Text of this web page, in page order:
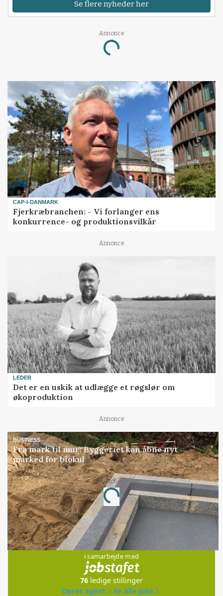
Se flere nyheder her
Annonce
Loading...
CAP-I-DANMARK
Fjerkræbranchen: - Vi forlanger ens
konkurrence- og produktionsvilkår
Annonce
LEDER
Det er en uskik at udlægge et røgslør om
økoproduktion
Annonce
BUSINESS
Fra mark til mur: Byggeriet kan åbne nyt
marked for biokul
Annonce
Loading...
Jobs
i samarbejde med
76 ledige stillinger
Opret agent
Se alle jobs